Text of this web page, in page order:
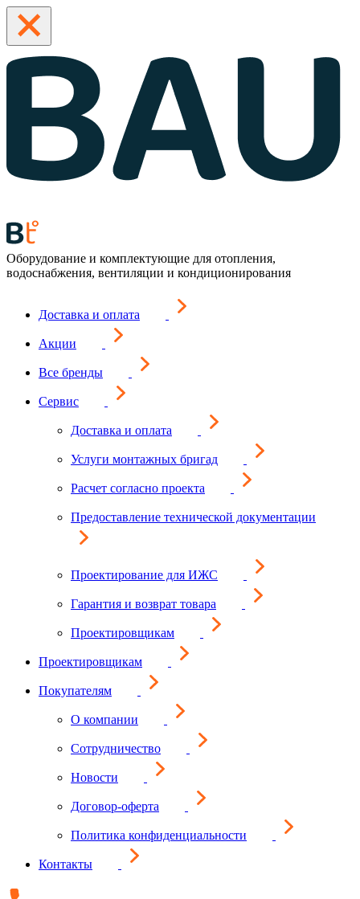
Оборудование и комплектующие для отопления,
водоснабжения, вентиляции и кондиционирования
Доставка и оплата
Акции
Все бренды
Сервис
Доставка и оплата
Услуги монтажных бригад
Расчет согласно проекта
Предоставление технической документации
Проектирование для ИЖС
Гарантия и возврат товара
Проектировщикам
Проектировщикам
Покупателям
О компании
Сотрудничество
Новости
Договор-оферта
Политика конфиденциальности
Контакты